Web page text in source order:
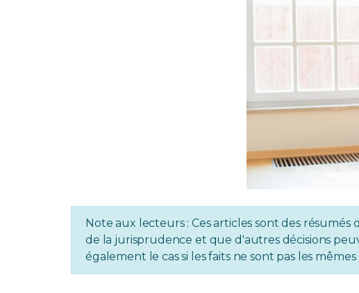
Note aux lecteurs : Ces articles sont des
de la jurisprudence et que d'autres décisions
également le cas si les faits ne sont pas les